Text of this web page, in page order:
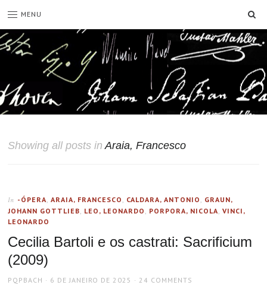
MENU
Showing all posts inAraia, Francesco
In -ÓPERA,ARAIA, FRANCESCO , CALDARA, ANTONIO , GRAUN,
JOHANN GOTTLIEB, LEO, LEONARDO , PORPORA, NICOLA,VINCI,
LEONARDO
Cecilia Bartoli e os castrati: Sacrificium
(2009)
AUTHOR
PQPBACH
POSTED
6 DE JANEIRO DE 2025 24 COMMENTS